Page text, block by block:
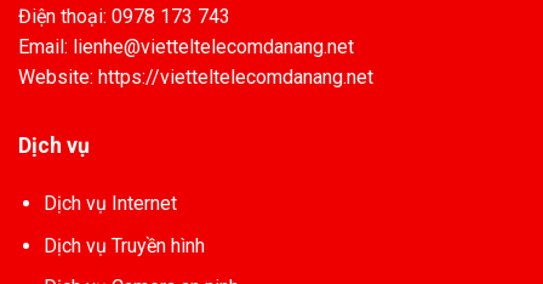
Điện thoại: 0978 173 743
Email: lienhe@vietteltelecomdanang.net
Website: https://vietteltelecomdanang.net
Dịch vụ
Dịch vụ Internet
Dịch vụ Truyền hình